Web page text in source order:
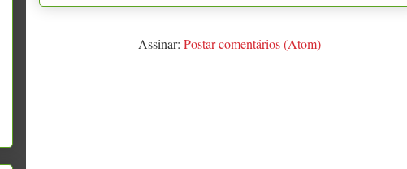
Assinar: Postar comentários (Atom)